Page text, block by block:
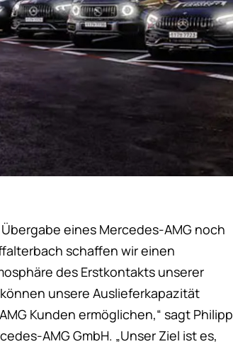
eines Mercedes-AMG noch
schaffen wir einen
des Erstkontakts unserer
unsere Auslieferkapazität
Kunden ermöglichen,“ sagt Philipp
AMG GmbH. „Unser Ziel ist es,